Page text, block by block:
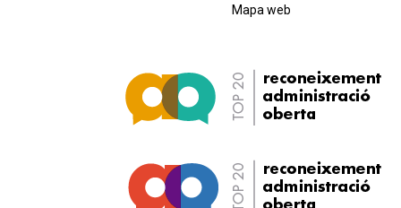
Mapa web